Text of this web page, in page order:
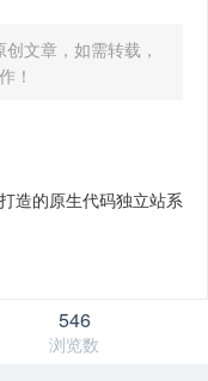
创文章，如需转载，
！
造的原生代码独立站系
546
浏览数